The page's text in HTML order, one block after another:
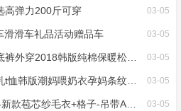
03-05
高弹力200斤可穿
03-05
滑滑车礼品活动赠品车
03-05
2018韩版纯棉保暖松紧腰孕妇裤
03-05
版潮妈喂奶衣孕妈条纹哺乳短袖
03-05
苞芯纱毛衣+格子-吊带A字裙直